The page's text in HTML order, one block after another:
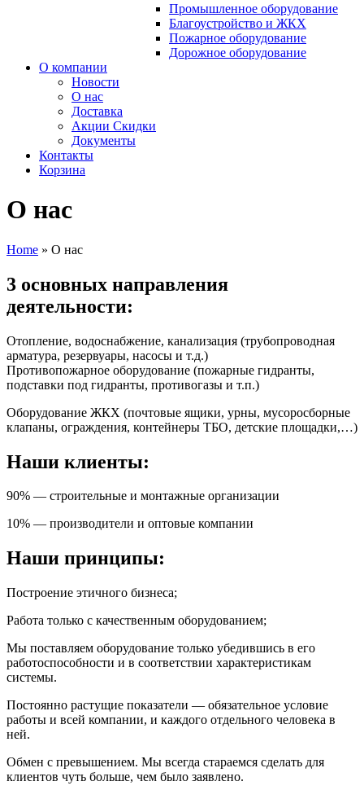
Промышленное оборудование
Благоустройство и ЖКХ
Пожарное оборудование
Дорожное оборудование
О компании
Новости
О нас
Доставка
Акции Скидки
Документы
Контакты
Корзина
О нас
Home » О нас
3 основных направления
деятельности:
Отопление, водоснабжение, канализация (трубопроводная
арматура, резервуары, насосы и т.д.)
Противопожарное оборудование (пожарные гидранты,
подставки под гидранты, противогазы и т.п.)
Оборудование ЖКХ (почтовые ящики, урны, мусоросборные
клапаны, ограждения, контейнеры ТБО, детские площадки,…)
Наши клиенты:
90% — строительные и монтажные организации
10% — производители и оптовые компании
Наши принципы:
Построение этичного бизнеса;
Работа только с качественным оборудованием;
Мы поставляем оборудование только убедившись в его
работоспособности и в соответствии характеристикам
системы.
Постоянно растущие показатели — обязательное условие
работы и всей компании, и каждого отдельного человека в
ней.
Обмен с превышением. Мы всегда стараемся сделать для
клиентов чуть больше, чем было заявлено.